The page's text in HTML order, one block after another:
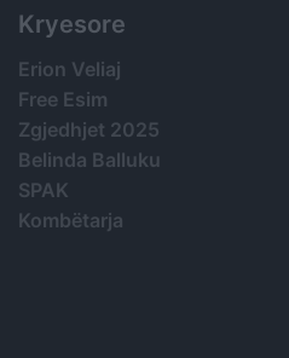
Kryesore
Erion Veliaj
Free Esim
Zgjedhjet 2025
Belinda Balluku
SPAK
Kombëtarja